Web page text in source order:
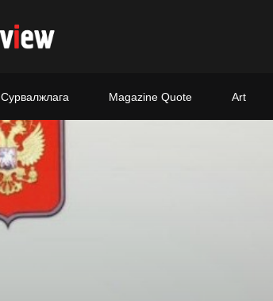
Сурвалжлага Magazine Quote Art